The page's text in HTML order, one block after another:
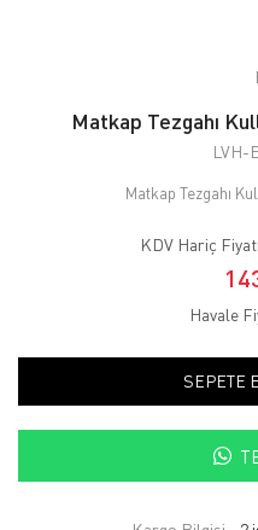
Matkap Tezgahı
LVH-
Matkap Tezgahı
KDV Hariç
Havale
SEPETE